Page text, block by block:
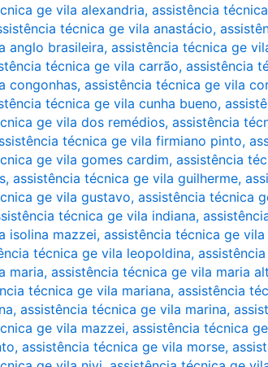
ge vila alexandria, assistência
técnica ge vila anastácio,
anglo brasileira, assistência técnica ge
técnica ge vila carrão, assistência
congonhas, assistência técnica ge vila
técnica ge vila cunha bueno,
ge vila dos remédios, assistência
técnica ge vila firmiano pinto,
ge vila gomes cardim, assistência
, assistência técnica ge vila guilherme,
ge vila gustavo, assistência técnica
técnica ge vila indiana,
isolina mazzei, assistência técnica ge vila
técnica ge vila leopoldina,
maria, assistência técnica ge vila maria
técnica ge vila mariana, assistência
, assistência técnica ge vila marina,
ge vila mazzei, assistência técnica
, assistência técnica ge vila morse,